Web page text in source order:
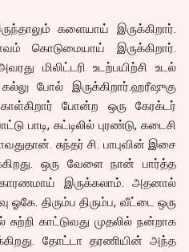
களையாய் இருக்கிறார்.
கொடுமையாய் இருக்கிறார்.
மிலிட்டரி உடற்பயிற்சி உடல்
போல் இருக்கிறார்.ஹரீஷுகு
போன்ற ஒரு கேரக்டர்
பாடி, கட்டிலில் புரண்டு, கடைசி
சுந்தர் சி. பாபுவின் இசை
ஒரு வேளை நான் பார்த்த
காரணமாய் இருக்கலாம். அதனால்
ஓகே. திரும்ப திரும்ப, வீட்டை ஒரு
காட்டுவது முதலில் நன்றாக
தோட்டா தரணியின் அந்த